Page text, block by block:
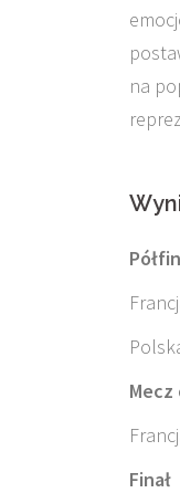
na
Mecz
Finał